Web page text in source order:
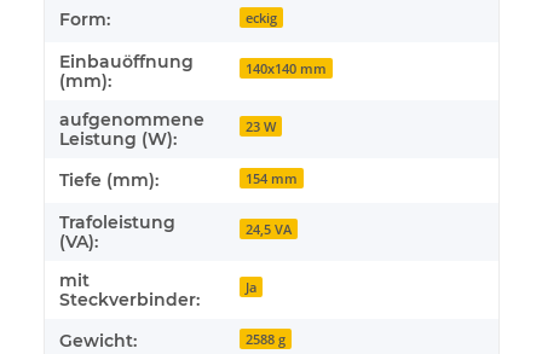
Form: eckig
Einbauöffnung
(mm):
140x140 mm
aufgenommene
Leistung (W):
23 W
Tiefe (mm): 154 mm
Trafoleistung
(VA):
24,5 VA
mit
Steckverbinder:
Ja
Gewicht: 2588 g